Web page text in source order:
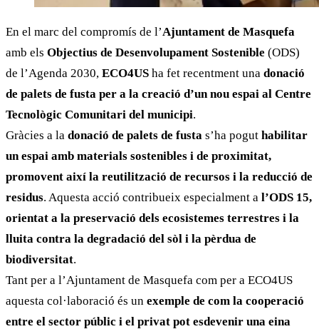
En el marc del compromís de l’Ajuntament de Masquefa
amb els Objectius de Desenvolupament Sostenible (ODS)
de l’Agenda 2030, ECO4US ha fet recentment una donació
de palets de fusta per a la creació d’un nou espai al Centre
Tecnològic Comunitari del municipi.
Gràcies a la donació de palets de fusta s’ha pogut habilitar
un espai amb materials sostenibles i de proximitat,
promovent així la reutilització de recursos i la reducció de
residus. Aquesta acció contribueix especialment a l’ODS 15,
orientat a la preservació dels ecosistemes terrestres i la
lluita contra la degradació del sòl i la pèrdua de
biodiversitat.
Tant per a l’Ajuntament de Masquefa com per a ECO4US
aquesta col·laboració és un exemple de com la cooperació
entre el sector públic i el privat pot esdevenir una eina